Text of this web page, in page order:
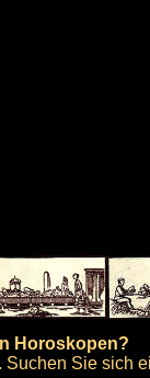
Horoskopen?
Sie sich